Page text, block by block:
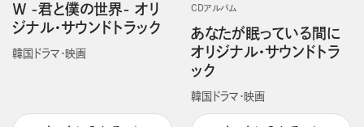
Ｗ -君と僕の世界- オリ
ジナル・サウンドトラック
韓国ドラマ・映画
CDアルバム
あなたが眠っている間に
オリジナル・サウンドトラ
ック
韓国ドラマ・映画